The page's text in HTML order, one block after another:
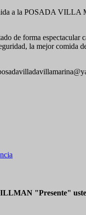
a la POSADA
forma espectacular
la mejor
"Presente"